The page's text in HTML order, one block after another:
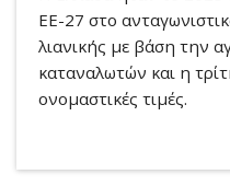
ΕΕ-27 στο
λιανικής με βάση την
καταναλωτών και η
ονομαστικές τιμές.